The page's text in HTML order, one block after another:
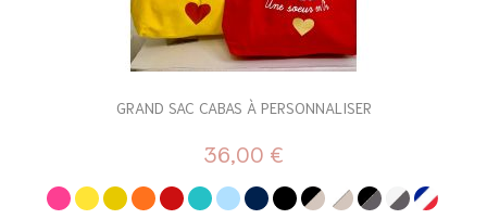
GRAND SAC CABAS À PERSONNALISER
36,00 €